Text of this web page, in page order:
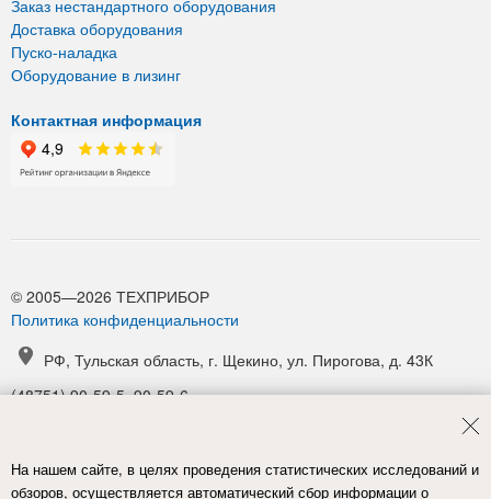
Заказ нестандартного оборудования
Доставка оборудования
Пуско-наладка
Оборудование в лизинг
Контактная информация
© 2005—2026 ТЕХПРИБОР
Политика конфиденциальности
РФ, Тульская область, г. Щекино, ул. Пирогова, д. 43К
(48751) 90-59-5, 90-59-6
Карта проезда
На нашем сайте, в целях проведения статистических исследований и
обзоров, осуществляется автоматический сбор информации о